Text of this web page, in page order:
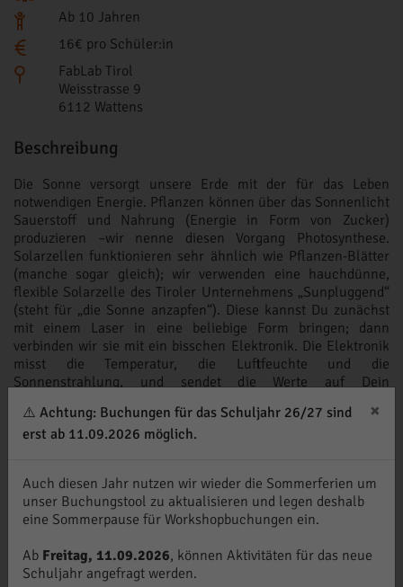
⚠️ Achtung: Buchungen für das Schuljahr 26/27 sind
erst ab 11.09.2026 möglich.
×
Auch diesen Jahr nutzen wir wieder die Sommerferien um
unser Buchungstool zu aktualisieren und legen deshalb
eine Sommerpause für Workshopbuchungen ein.
Ab Freitag, 11.09.2026, können Aktivitäten für das neue
Schuljahr angefragt werden.
Ab 10 Jahren
16€ pro Schüler:in
FabLab Tirol
Weisstrasse 9
6112 Wattens
Beschreibung
Die Sonne versorgt unsere Erde mit der für das Leben
notwendigen Energie. Pflanzen können über das Sonnenlicht
Sauerstoff und Nahrung (Energie in Form von Zucker)
produzieren –wir nenne diesen Vorgang Photosynthese.
Solarzellen funktionieren sehr ähnlich wie Pflanzen-Blätter
(manche sogar gleich); wir verwenden eine hauchdünne,
flexible Solarzelle des Tiroler Unternehmens „Sunpluggend“
(steht für „die Sonne anzapfen“). Diese kannst Du zunächst
mit einem Laser in eine beliebige Form bringen; dann
verbinden wir sie mit ein bisschen Elektronik. Die Elektronik
misst die Temperatur, die Luftfeuchte und die
Sonnenstrahlung, und sendet die Werte auf Dein
gebaut!
Was ist die Sonne?
Was ist Energie?
Was ist Photosynthese?
Was ist Wetter?